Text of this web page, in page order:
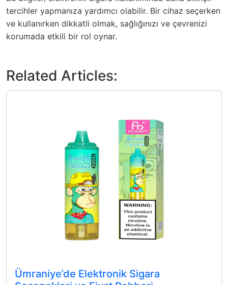
tercihler yapmanıza yardımcı olabilir. Bir cihaz seçerken
ve kullanırken dikkatli olmak, sağlığınızı ve çevrenizi
korumada etkili bir rol oynar.
Related Articles:
Ümraniye’de Elektronik Sigara